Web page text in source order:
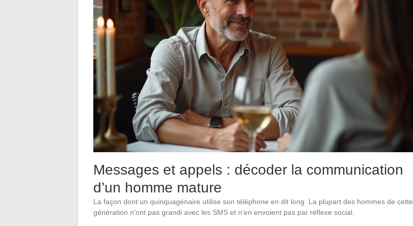
Messages et appels : décoder la communication
d’un homme mature
La façon dont un quinquagénaire utilise son téléphone en dit long. La plupart des hommes de cette
génération n’ont pas grandi avec les SMS et n’en envoient pas par réflexe social.